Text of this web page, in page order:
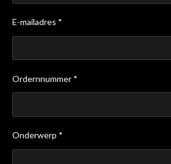
E-mailadres *
Ordernnummer *
Onderwerp *